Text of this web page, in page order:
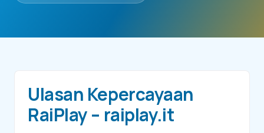
Ulasan Kepercayaan
RaiPlay – raiplay.it